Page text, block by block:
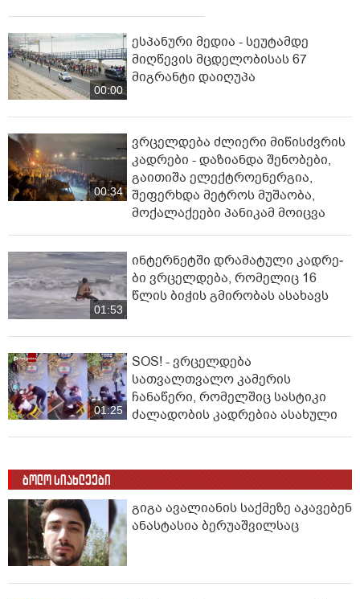
00:00
ესპანური მედია - სეუტამდე
მიღწევის მცდელობისას 67
მიგრანტი დაიღუპა
00:34
ვრცელდება ძლიერი მიწისძვრის
კადრები - დაზიანდა შენობები,
გაითიშა ელექტროენერგია,
შეფერხდა მეტროს მუშაობა,
მოქალაქეები პანიკამ მოიცვა
01:53
ინ­ტერ­ნეტ­ში დრა­მა­ტუ­ლი კად­რე­
ბი ვრცელდება, რომელიც 16
წლის ბიჭის გმირობას ასახავს
01:25
SOS! - ვრცელდება
სათვალთვალო კამერის
ჩანაწერი, რომელშიც სასტიკი
ძალადობის კადრებია ასახული
ბოლო სიახლეები
გიგა ავალიანის საქმეზე აკავებენ
ანასტასია ბერუაშვილსაც